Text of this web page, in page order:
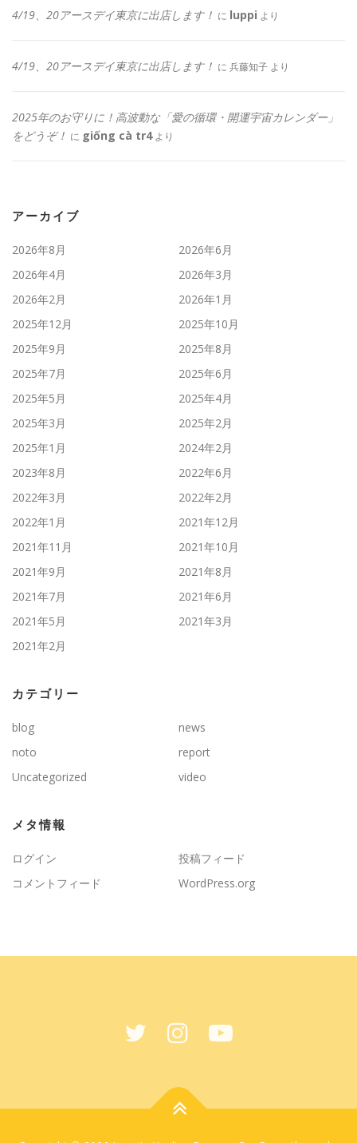
4/19、20アースデイ東京に出店します！ に luppi より
4/19、20アースデイ東京に出店します！ に 兵藤知子 より
2025年のお守りに！高波動な「愛の循環・開運宇宙カレンダー」
をどうぞ！ に giống cà tr4より
アーカイブ
2026年8月
2026年6月
2026年4月
2026年3月
2026年2月
2026年1月
2025年12月
2025年10月
2025年9月
2025年8月
2025年7月
2025年6月
2025年5月
2025年4月
2025年3月
2025年2月
2025年1月
2024年2月
2023年8月
2022年6月
2022年3月
2022年2月
2022年1月
2021年12月
2021年11月
2021年10月
2021年9月
2021年8月
2021年7月
2021年6月
2021年5月
2021年3月
2021年2月
カテゴリー
blog
news
noto
report
Uncategorized
video
メタ情報
ログイン
投稿フィード
コメントフィード
WordPress.org